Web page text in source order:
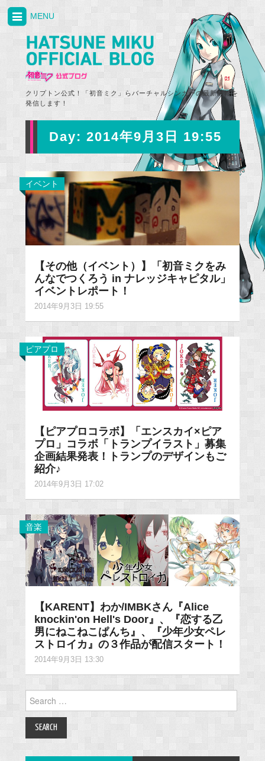
クリプトン公式！「初音ミク」らバーチャルシンガーの最新情報を
発信します！
MENU
Day: 2014年9月3日 19:55
イベント
【その他（イベント）】「初音ミクをみ
んなでつくろう in ナレッジキャピタル」
イベントレポート！
2014年9月3日 19:55
ピアプロ
【ピアプロコラボ】「エンスカイ×ピア
プロ」コラボ「トランプイラスト」募集
企画結果発表！トランプのデザインもご
紹介♪
2014年9月3日 17:02
音楽
【KARENT】わか/IMBKさん『Alice
knockin'on Hell's Door』、『恋する乙
男にねこねこぱんち』、『少年少女ペレ
ストロイカ』の３作品が配信スタート！
2014年9月3日 13:30
for: